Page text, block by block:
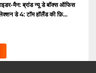
मैन: ब्रांड न्यू डे बॉक्स ऑफिस
डे 4: टॉम हॉलैंड की फ़ि...